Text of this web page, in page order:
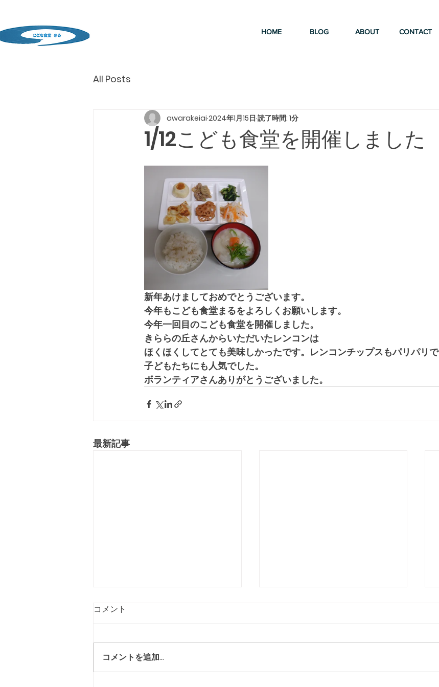
HOME BLOG ABOUT CONTACT
All Posts
1/12こども食堂を開催しました
awarakeiai 2024年1月15日 読了時間: 1分
新年あけましておめでとうございます。
今年もこども食堂まるをよろしくお願いします。
今年一回目のこども食堂を開催しました。
きららの丘さんからいただいたレンコンは
ほくほくしてとても美味しかったです。レンコンチップスもパリパリで
子どもたちにも人気でした。
ボランティアさんありがとうございました。
最新記事
コメント
コメントを追加…